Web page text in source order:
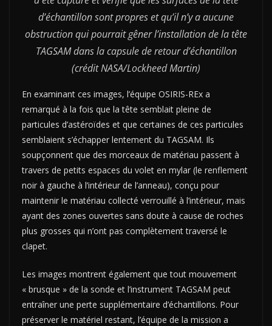
d’échantillon sont propres et qu’il n’y a aucune
obstruction qui pourrait gêner l’installation de la tête
TAGSAM dans la capsule de retour d’échantillon
(crédit NASA/Lockheed Martin)
En examinant ces images, l’équipe OSIRIS-REx a
remarqué à la fois que la tête semblait pleine de
particules d’astéroïdes et que certaines de ces particules
semblaient s’échapper lentement du TAGSAM. Ils
soupçonnent que des morceaux de matériau passent à
travers de petits espaces du volet en mylar (le renflement
noir à gauche à l’intérieur de l’anneau), conçu pour
maintenir le matériau collecté verrouillé à l’intérieur, mais
ayant des zones ouvertes sans doute à cause de roches
plus grosses qui n’ont pas complètement traversé le
clapet.
Les images montrent également que tout mouvement
« brusque » de la sonde et l’instrument TAGSAM peut
entraîner une perte supplémentaire d’échantillons. Pour
préserver le matériel restant, l’équipe de la mission a